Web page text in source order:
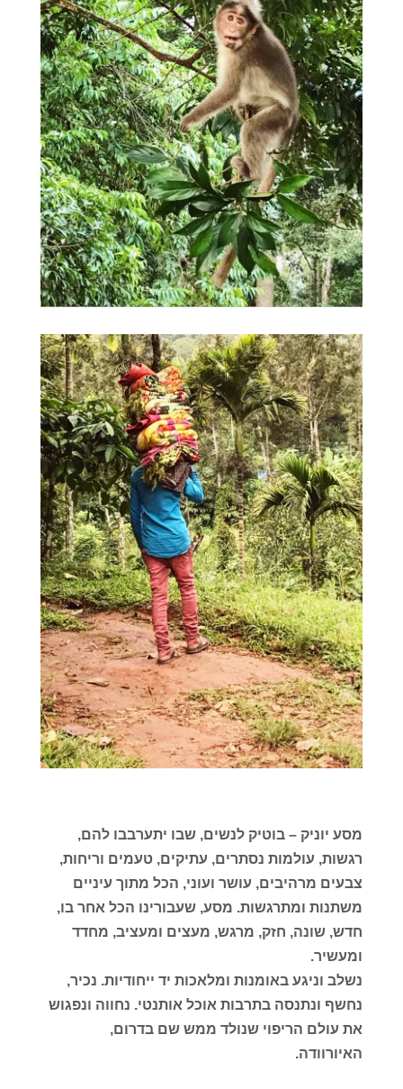
מסע יוניק – בוטיק לנשים, שבו יתערבבו להם,
רגשות, עולמות נסתרים, עתיקים, טעמים וריחות,
צבעים מרהיבים, עושר ועוני, הכל מתוך עיניים
משתנות ומתרגשות. מסע, שעבורינו הכל אחר בו,
חדש, שונה, חזק, מרגש, מעצים ומעציב, מחדד
ומעשיר.
נשלב וניגע באומנות ומלאכות יד ייחודיות. נכיר,
נחשף ונתנסה בתרבות אוכל אותנטי. נחווה ונפגוש
את עולם הריפוי שנולד ממש שם בדרום,
האיורוודה.